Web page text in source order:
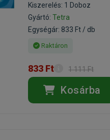
Kiszerelés: 1 Doboz
Gyártó:Tetra
Egységár: 833 Ft / db
Raktáron
833 Ft 1 111 Ft
Kosárba